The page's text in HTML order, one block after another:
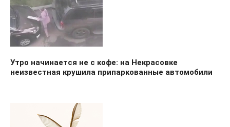
Утро начинается не с кофе: на Некрасовке
неизвестная крушила припаркованные автомобили